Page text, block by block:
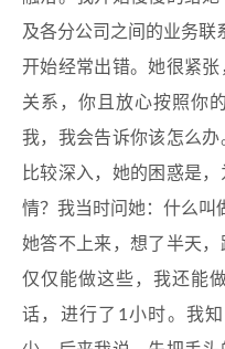
及各分公司之间的业务联
开始经常出错。她很紧
关系，你且放心按照你
我，我会告诉你该怎么
比较深入，她的困惑是
情？我当时问她：什么叫
她答不上来，想了半天
仅仅能做这些，我还能
话，进行了1小时。我